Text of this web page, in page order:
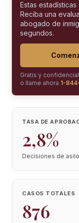
Estas
Reciba una
abogado de
segundos.
Gratis y
o llame ahora 1-
TASA DE
2,8%
Decisiones de
CASOS TOTALES
876